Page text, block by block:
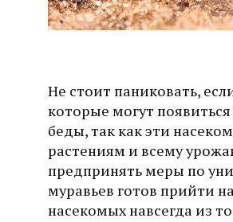
Не стоит паниковать,
которые могут
беды, так как эти
растениям и всему
предпринять меры по
муравьев готов прийти
насекомых навсегда из